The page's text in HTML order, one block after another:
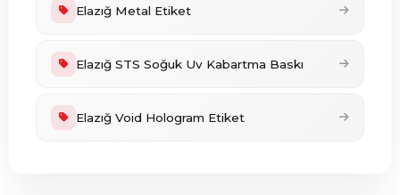
Elazığ Metal Etiket
Elazığ STS Soğuk Uv Kabartma Baskı
Elazığ Void Hologram Etiket